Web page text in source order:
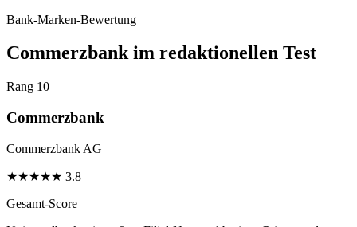
Bank-Marken-Bewertung
Commerzbank im redaktionellen Test
Rang 10
Commerzbank
Commerzbank AG
★★★★★ 3.8
Gesamt-Score